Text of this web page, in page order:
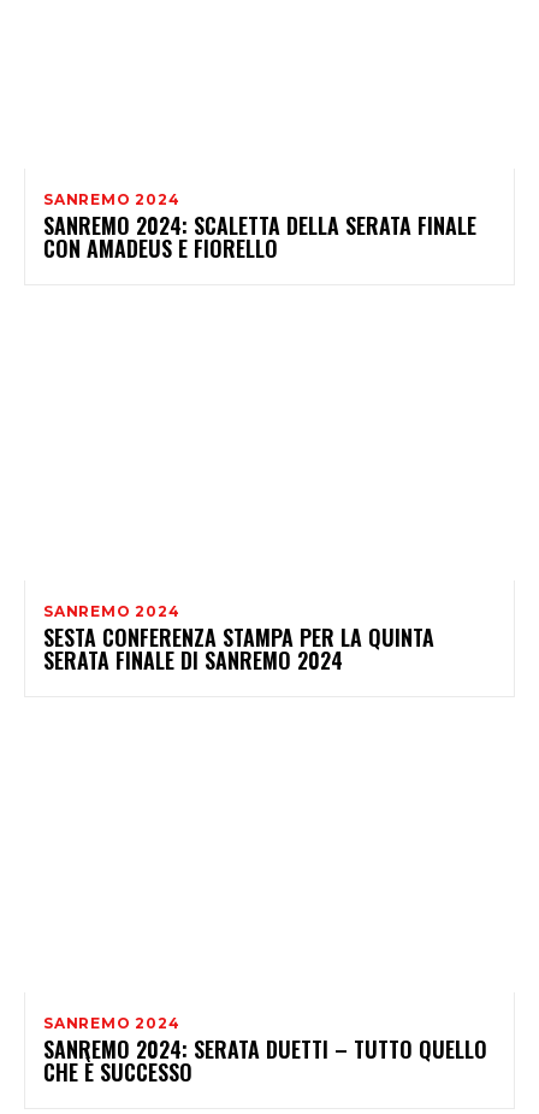
SANREMO 2024
SANREMO 2024: SCALETTA DELLA SERATA FINALE
CON AMADEUS E FIORELLO
SANREMO 2024
SESTA CONFERENZA STAMPA PER LA QUINTA
SERATA FINALE DI SANREMO 2024
SANREMO 2024
SANREMO 2024: SERATA DUETTI – TUTTO QUELLO
CHE È SUCCESSO